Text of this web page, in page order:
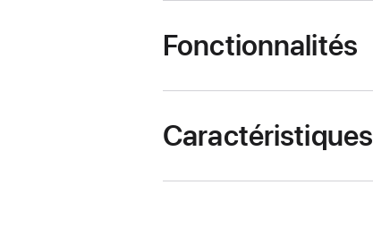
Fonctionnalités
Caractéristiques